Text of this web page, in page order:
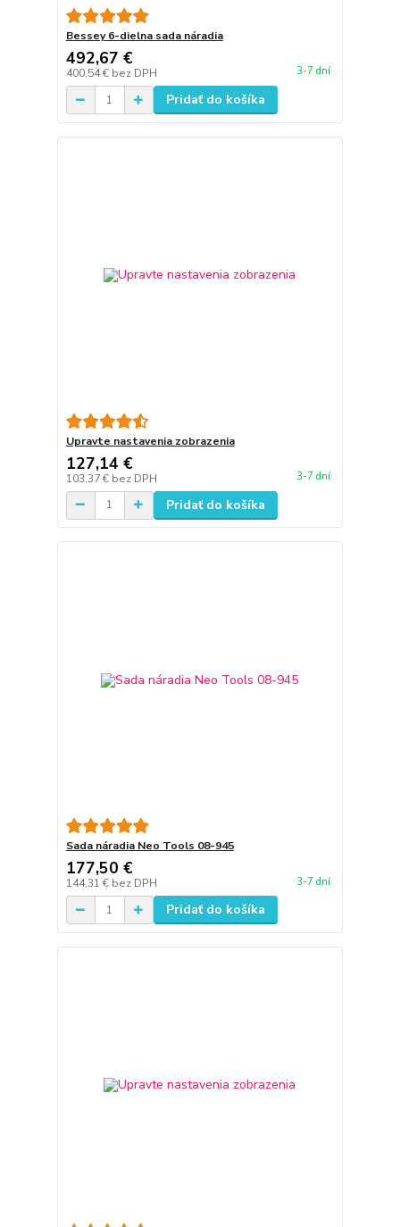
Bessey 6-dielna sada náradia
492,67 €
400,54 € bez DPH 3-7 dní
Pridať do košíka
Upravte nastavenia zobrazenia
127,14 €
103,37 € bez DPH 3-7 dní
Pridať do košíka
Sada náradia Neo Tools 08-945
177,50 €
144,31 € bez DPH 3-7 dní
Pridať do košíka